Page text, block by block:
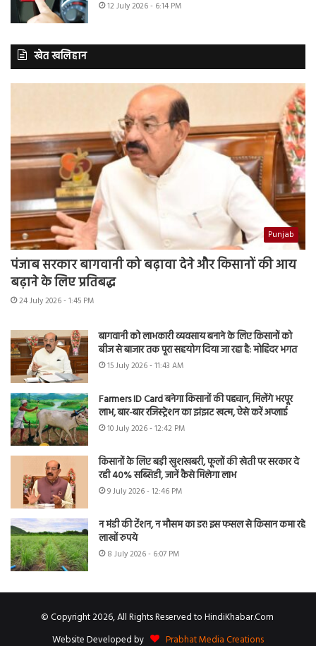
12 July 2026 - 6:14 PM
खेत खलिहान
Punjab
पंजाब सरकार बागवानी को बढ़ावा देने और किसानों की आय
बढ़ाने के लिए प्रतिबद्ध
24 July 2026 - 1:45 PM
बागवानी को लाभकारी व्यवसाय बनाने के लिए किसानों को
बीज से बाजार तक पूरा सहयोग दिया जा रहा है: मोहिंदर भगत
15 July 2026 - 11:43 AM
Farmers ID Card बनेगा किसानों की पहचान, मिलेंगे भरपूर
लाभ, बार-बार रजिस्ट्रेशन का झंझट खत्म, ऐसे करें अप्लाई
10 July 2026 - 12:42 PM
किसानों के लिए बड़ी खुशखबरी, फूलों की खेती पर सरकार दे
रही 40% सब्सिडी, जानें कैसे मिलेगा लाभ
9 July 2026 - 12:46 PM
न मंडी की टेंशन, न मौसम का डर! इस फसल से किसान कमा रहे
लाखों रुपये
8 July 2026 - 6:07 PM
© Copyright 2026, All Rights Reserved to HindiKhabar.Com
Website Developed by
Prabhat Media Creations